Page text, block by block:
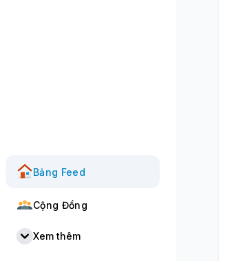
Bảng Feed
Cộng Đồng
Xem thêm